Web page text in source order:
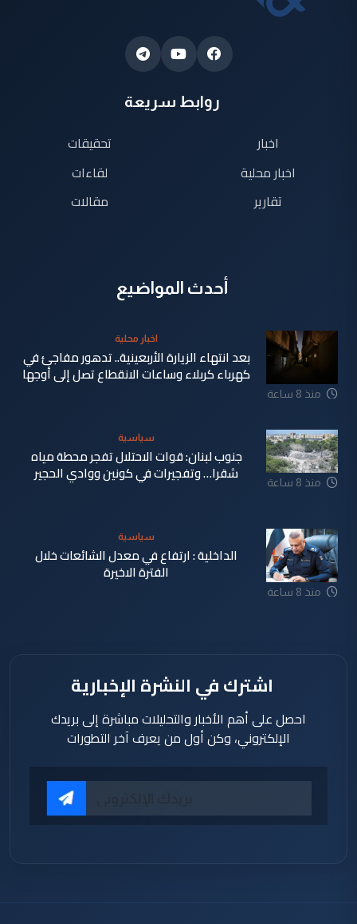
روابط سريعة
اخبار
اخبار محلية
تقارير
تحقيقات
لقاءات
مقالات
أحدث المواضيع
منذ 8 ساعة
اخبار محلية
بعد انتهاء الزيارة الأربعينية.. تدهور مفاجئ في
كهرباء كربلاء وساعات الانقطاع تصل إلى أوجها
منذ 8 ساعة
سياسية
جنوب لبنان: قوات الاحتلال تفجر محطة مياه
شقرا… وتفجيرات في كونين ووادي الحجير
منذ 8 ساعة
سياسية
الداخلية : ارتفاع في معدل الشائعات خلال
الفترة الاخيرة
اشترك في النشرة الإخبارية
احصل على أهم الأخبار والتحليلات مباشرة إلى بريدك
الإلكتروني، وكن أول من يعرف آخر التطورات